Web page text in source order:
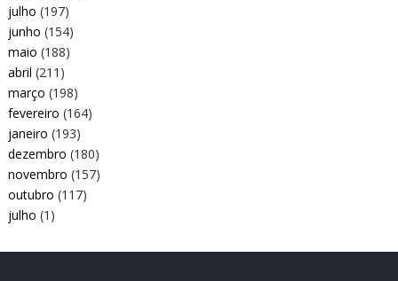
julho (197)
junho (154)
maio (188)
abril (211)
março (198)
fevereiro (164)
janeiro (193)
dezembro (180)
novembro (157)
outubro (117)
julho (1)